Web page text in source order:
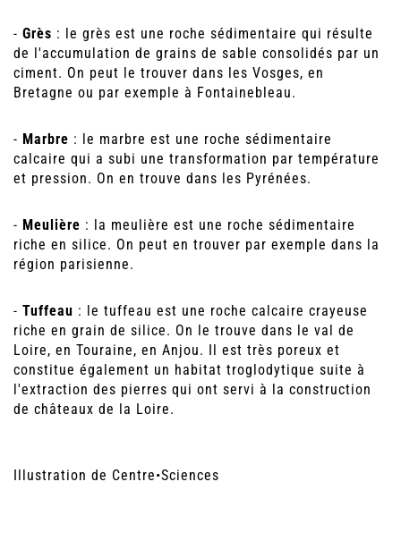
- Grès : le grès est une roche sédimentaire qui résulte
de l'accumulation de grains de sable consolidés par un
ciment. On peut le trouver dans les Vosges, en
Bretagne ou par exemple à Fontainebleau.
- Marbre : le marbre est une roche sédimentaire
calcaire qui a subi une transformation par température
et pression. On en trouve dans les Pyrénées.
- Meulière : la meulière est une roche sédimentaire
riche en silice. On peut en trouver par exemple dans la
région parisienne.
- Tuffeau : le tuffeau est une roche calcaire crayeuse
riche en grain de silice. On le trouve dans le val de
Loire, en Touraine, en Anjou. Il est très poreux et
constitue également un habitat troglodytique suite à
l'extraction des pierres qui ont servi à la construction
de châteaux de la Loire.
Illustration de Centre•Sciences